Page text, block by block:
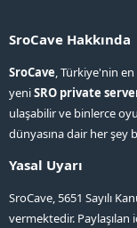
SroCave Hakkında
SroCave, Türkiye'nin
yeniSRO private
ulaşabilir ve binlerce
dünyasına dair her şey
Yasal Uyarı
SroCave, 5651 Sayılı
vermektedir.